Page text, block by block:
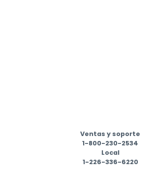
Ventas y soporte
1-800-230-2534
Local
1-226-336-6220